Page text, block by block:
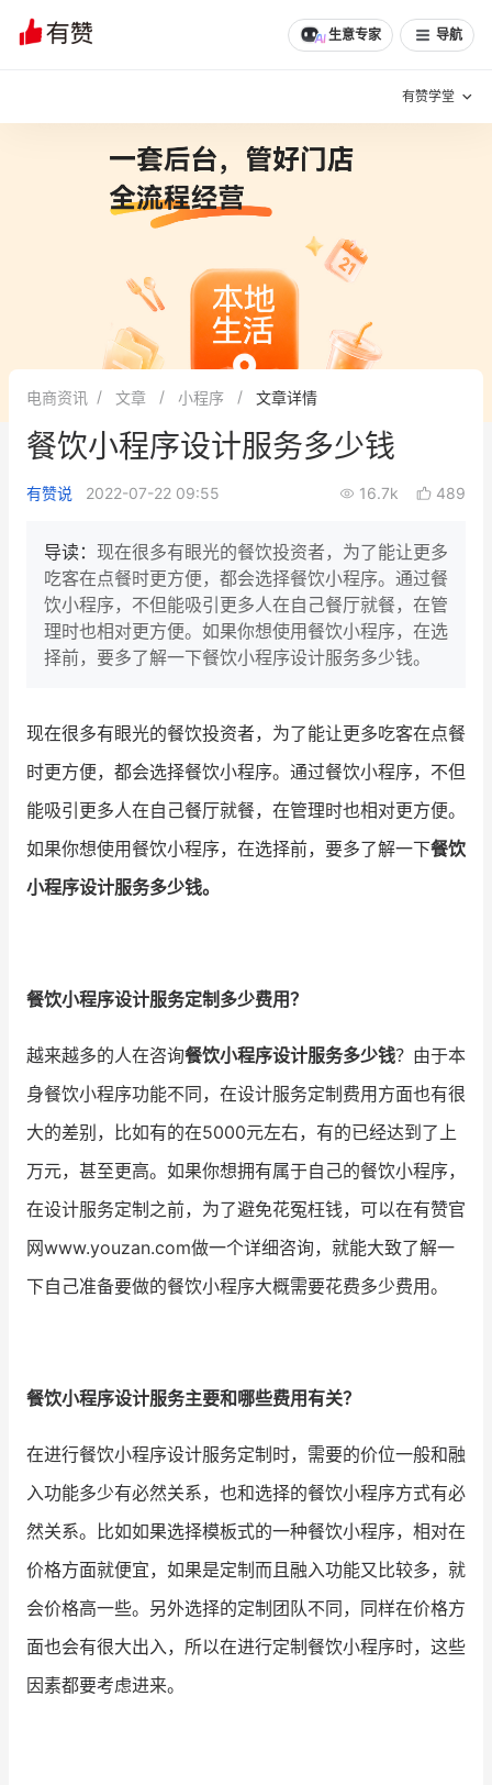
生意专家 导航
有赞学堂
增长方法
有赞专家说
新零售最佳实践
面对面聊增长
AllValue 战略合作
增长产品指南
智库 产品场景库
行业洞察
品牌消费观 行业报告
增长俱乐部 有赞商盟
商家社区 社群交流
认证代理商
认证服务商 设计服务商
文章 问诊 分享
电商资讯 文章 小程序 文章详情
餐饮小程序设计服务多少钱
有赞说 2022-07-22 09:55 16.7k 489
导读： 现在很多有眼光的餐饮投资者，为了能让更多
吃客在点餐时更方便，都会选择餐饮小程序。通过餐
饮小程序，不但能吸引更多人在自己餐厅就餐，在管
理时也相对更方便。如果你想使用餐饮小程序，在选
择前，要多了解一下餐饮小程序设计服务多少钱。
现在很多有眼光的餐饮投资者，为了能让更多吃客在点餐
时更方便，都会选择餐饮小程序。通过餐饮小程序，不但
能吸引更多人在自己餐厅就餐，在管理时也相对更方便。
如果你想使用餐饮小程序，在选择前，要多了解一下餐饮
小程序设计服务多少钱。
餐饮小程序设计服务定制多少费用？
越来越多的人在咨询餐饮小程序设计服务多少钱？由于本
身餐饮小程序功能不同，在设计服务定制费用方面也有很
大的差别，比如有的在5000元左右，有的已经达到了上
万元，甚至更高。如果你想拥有属于自己的餐饮小程序，
在设计服务定制之前，为了避免花冤枉钱，可以在有赞官
网www.youzan.com做一个详细咨询，就能大致了解一
下自己准备要做的餐饮小程序大概需要花费多少费用。
餐饮小程序设计服务主要和哪些费用有关？
在进行餐饮小程序设计服务定制时，需要的价位一般和融
入功能多少有必然关系，也和选择的餐饮小程序方式有必
然关系。比如如果选择模板式的一种餐饮小程序，相对在
价格方面就便宜，如果是定制而且融入功能又比较多，就
会价格高一些。另外选择的定制团队不同，同样在价格方
面也会有很大出入，所以在进行定制餐饮小程序时，这些
因素都要考虑进来。